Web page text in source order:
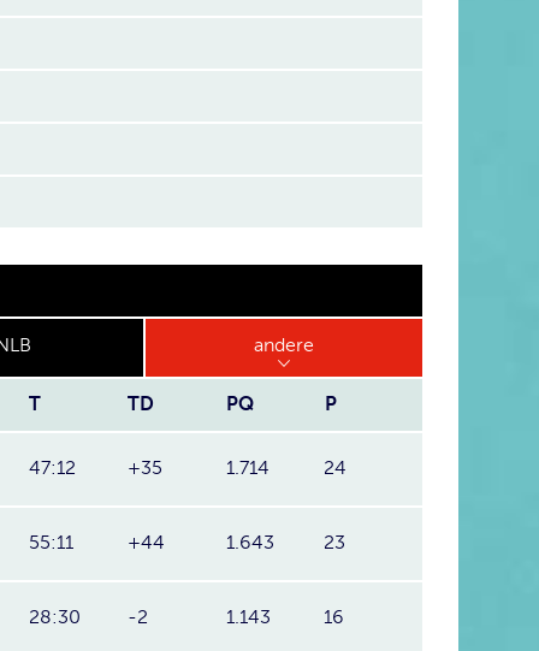
andere
T TD PQ P
47:12 +35 1.714 24
55:11 +44 1.643 23
28:30 -2 1.143 16